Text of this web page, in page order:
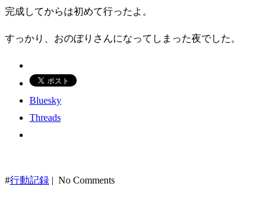
完成してからは初めて行ったよ。
すっかり、おのぼりさんになってしまった夜でした。
Bluesky
Threads
#行動記録 | No Comments